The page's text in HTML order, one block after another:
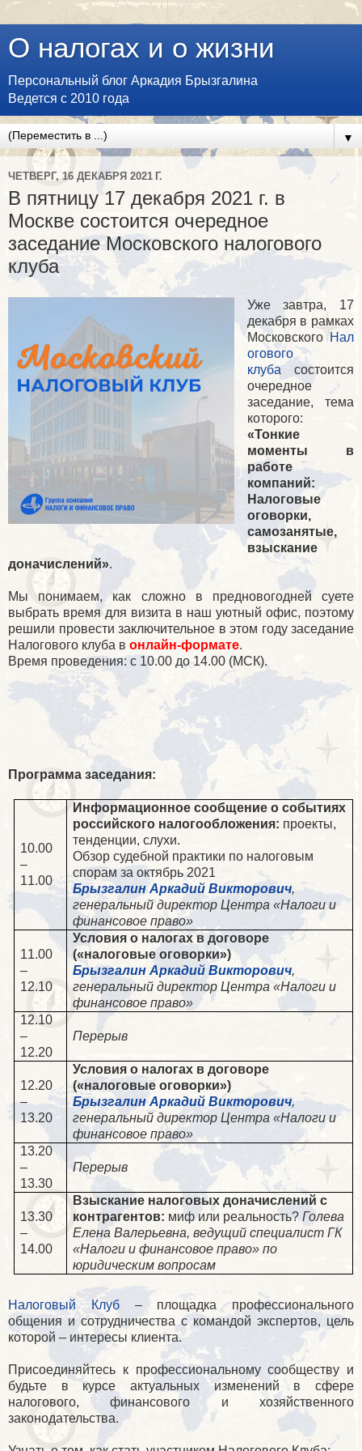
О налогах и о жизни
Персональный блог Аркадия Брызгалина
Ведется с 2010 года
▼
ЧЕТВЕРГ, 16 ДЕКАБРЯ 2021 Г.
В пятницу 17 декабря 2021 г. в
Москве состоится очередное
заседание Московского налогового
клуба
Уже завтра, 17
декабря в рамках
МосковскогоНал
огового
клуба состоится
очередное
заседание, тема
которого:
«Тонкие
моменты в
работе
компаний:
Налоговые
оговорки,
самозанятые,
взыскание
доначислений».
Мы понимаем, как сложно в предновогодней суете
выбрать время для визита в наш уютный офис, поэтому
решили провести заключительное в этом году заседание
Налогового клуба в онлайн-формате.
Время проведения: с 10.00 до 14.00 (МСК).
Программа заседания:
10.00
–
11.00
Информационное сообщение о событиях
российского налогообложения: проекты,
тенденции, слухи.
Обзор судебной практики по налоговым
спорам за октябрь 2021
Брызгалин Аркадий Викторович,
генеральный директор Центра «Налоги и
финансовое право»
11.00
–
12.10
Условия о налогах в договоре
(«налоговые оговорки»)
Брызгалин Аркадий Викторович,
генеральный директор Центра «Налоги и
финансовое право»
12.10
–
12.20
Перерыв
12.20
–
13.20
Условия о налогах в договоре
(«налоговые оговорки»)
Брызгалин Аркадий Викторович,
генеральный директор Центра «Налоги и
финансовое право»
13.20
–
13.30
Перерыв
13.30
–
14.00
Взыскание налоговых доначислений с
контрагентов: миф или реальность?Голева
Елена Валерьевна, ведущий специалист ГК
«Налоги и финансовое право» по
юридическим вопросам
Налоговый Клуб– площадка профессионального
общения и сотрудничества с командой экспертов, цель
которой – интересы клиента.
Присоединяйтесь к профессиональному сообществу и
будьте в курсе актуальных изменений в сфере
налогового, финансового и хозяйственного
законодательства.